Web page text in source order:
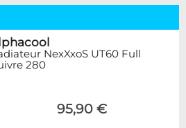
NexXxoS UT60 Full
280
95,90 €